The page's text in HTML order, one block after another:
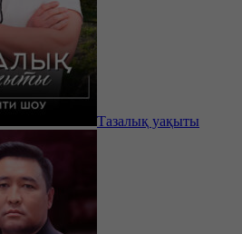
Тазалық уақыты